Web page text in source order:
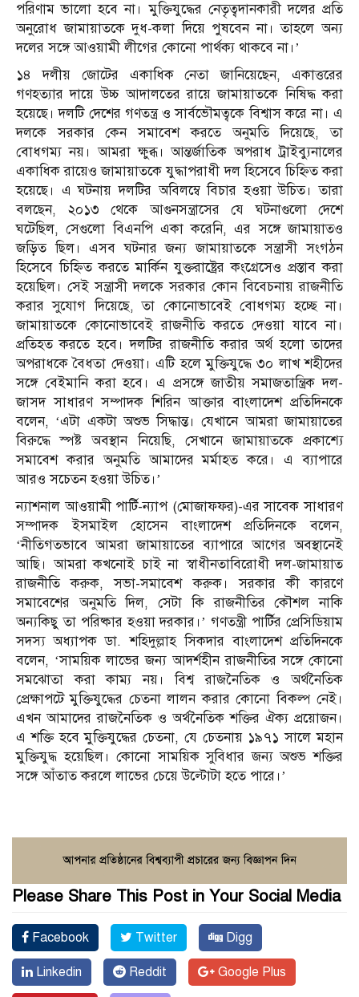
পরিণাম ভালো হবে না। মুক্তিযুদ্ধের নেতৃত্বদানকারী দলের প্রতি
অনুরোধ জামায়াতকে দুধ-কলা দিয়ে পুষবেন না। তাহলে অন্য
দলের সঙ্গে আওয়ামী লীগের কোনো পার্থক্য থাকবে না।’
১৪ দলীয় জোটের একাধিক নেতা জানিয়েছেন, একাত্তরের
গণহত্যার দায়ে উচ্চ আদালতের রায়ে জামায়াতকে নিষিদ্ধ করা
হয়েছে। দলটি দেশের গণতন্ত্র ও সার্বভৌমত্বকে বিশ্বাস করে না। এ
দলকে সরকার কেন সমাবেশ করতে অনুমতি দিয়েছে, তা
বোধগম্য নয়। আমরা ক্ষুব্ধ। আন্তর্জাতিক অপরাধ ট্রাইব্যুনালের
একাধিক রায়েও জামায়াতকে যুদ্ধাপরাধী দল হিসেবে চিহ্নিত করা
হয়েছে। এ ঘটনায় দলটির অবিলম্বে বিচার হওয়া উচিত। তারা
বলছেন, ২০১৩ থেকে আগুনসন্ত্রাসের যে ঘটনাগুলো দেশে
ঘটেছিল, সেগুলো বিএনপি একা করেনি, এর সঙ্গে জামায়াতও
জড়িত ছিল। এসব ঘটনার জন্য জামায়াতকে সন্ত্রাসী সংগঠন
হিসেবে চিহ্নিত করতে মার্কিন যুক্তরাষ্ট্রের কংগ্রেসেও প্রস্তাব করা
হয়েছিল। সেই সন্ত্রাসী দলকে সরকার কোন বিবেচনায় রাজনীতি
করার সুযোগ দিয়েছে, তা কোনোভাবেই বোধগম্য হচ্ছে না।
জামায়াতকে কোনোভাবেই রাজনীতি করতে দেওয়া যাবে না।
প্রতিহত করতে হবে। দলটির রাজনীতি করার অর্থ হলো তাদের
অপরাধকে বৈধতা দেওয়া। এটি হলে মুক্তিযুদ্ধে ৩০ লাখ শহীদের
সঙ্গে বেইমানি করা হবে। এ প্রসঙ্গে জাতীয় সমাজতান্ত্রিক দল-
জাসদ সাধারণ সম্পাদক শিরিন আক্তার বাংলাদেশ প্রতিদিনকে
বলেন, ‘এটা একটা অশুভ সিদ্ধান্ত। যেখানে আমরা জামায়াতের
বিরুদ্ধে স্পষ্ট অবস্থান নিয়েছি, সেখানে জামায়াতকে প্রকাশ্যে
সমাবেশ করার অনুমতি আমাদের মর্মাহত করে। এ ব্যাপারে
আরও সচেতন হওয়া উচিত।’
ন্যাশনাল আওয়ামী পার্টি-ন্যাপ (মোজাফফর)-এর সাবেক সাধারণ
সম্পাদক ইসমাইল হোসেন বাংলাদেশ প্রতিদিনকে বলেন,
‘নীতিগতভাবে আমরা জামায়াতের ব্যাপারে আগের অবস্থানেই
আছি। আমরা কখনোই চাই না স্বাধীনতাবিরোধী দল-জামায়াত
রাজনীতি করুক, সভা-সমাবেশ করুক। সরকার কী কারণে
সমাবেশের অনুমতি দিল, সেটা কি রাজনীতির কৌশল নাকি
অন্যকিছু তা পরিষ্কার হওয়া দরকার।’ গণতন্ত্রী পার্টির প্রেসিডিয়াম
সদস্য অধ্যাপক ডা. শহিদুল্লাহ সিকদার বাংলাদেশ প্রতিদিনকে
বলেন, ‘সাময়িক লাভের জন্য আদর্শহীন রাজনীতির সঙ্গে কোনো
সমঝোতা করা কাম্য নয়। বিশ্ব রাজনৈতিক ও অর্থনৈতিক
প্রেক্ষাপটে মুক্তিযুদ্ধের চেতনা লালন করার কোনো বিকল্প নেই।
এখন আমাদের রাজনৈতিক ও অর্থনৈতিক শক্তির ঐক্য প্রয়োজন।
এ শক্তি হবে মুক্তিযুদ্ধের চেতনা, যে চেতনায় ১৯৭১ সালে মহান
মুক্তিযুদ্ধ হয়েছিল। কোনো সাময়িক সুবিধার জন্য অশুভ শক্তির
সঙ্গে আঁতাত করলে লাভের চেয়ে উল্টোটা হতে পারে।’
Please Share This Post in Your Social Media
Facebook Twitter Digg
Linkedin Reddit Google Plus